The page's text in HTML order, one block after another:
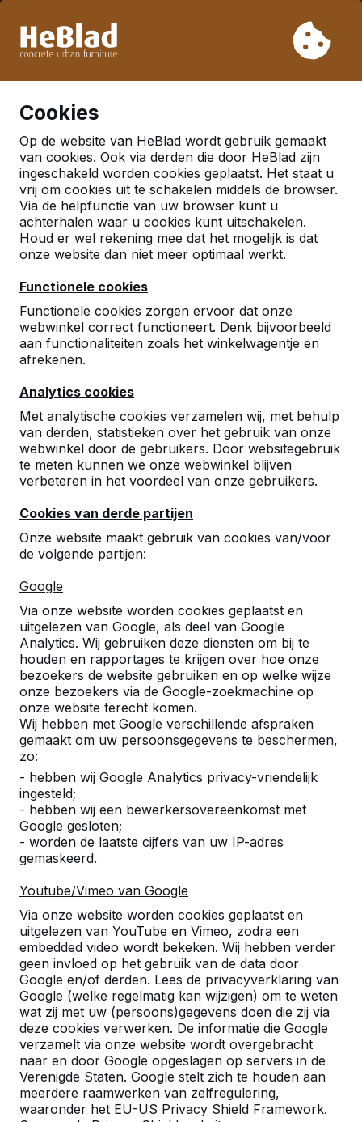
week 33. Houdt u daarom rekening met langere levertijden.
Cookies
Op de website van HeBlad wordt gebruik gemaakt
van cookies. Ook via derden die door HeBlad zijn
ingeschakeld worden cookies geplaatst. Het staat u
vrij om cookies uit te schakelen middels de browser.
Via de helpfunctie van uw browser kunt u
achterhalen waar u cookies kunt uitschakelen.
Houd er wel rekening mee dat het mogelijk is dat
onze website dan niet meer optimaal werkt.
Functionele cookies
Functionele cookies zorgen ervoor dat onze
webwinkel correct functioneert. Denk bijvoorbeeld
aan functionaliteiten zoals het winkelwagentje en
afrekenen.
Analytics cookies
Met analytische cookies verzamelen wij, met behulp
van derden, statistieken over het gebruik van onze
webwinkel door de gebruikers. Door websitegebruik
te meten kunnen we onze webwinkel blijven
verbeteren in het voordeel van onze gebruikers.
Cookies van derde partijen
Onze website maakt gebruik van cookies van/voor
de volgende partijen:
Google
Via onze website worden cookies geplaatst en
uitgelezen van Google, als deel van Google
Analytics. Wij gebruiken deze diensten om bij te
houden en rapportages te krijgen over hoe onze
bezoekers de website gebruiken en op welke wijze
onze bezoekers via de Google-zoekmachine op
onze website terecht komen.
Wij hebben met Google verschillende afspraken
gemaakt om uw persoonsgegevens te beschermen,
zo:
- hebben wij Google Analytics privacy-vriendelijk
ingesteld;
- hebben wij een bewerkersovereenkomst met
Google gesloten;
- worden de laatste cijfers van uw IP-adres
gemaskeerd.
Youtube/Vimeo van Google
Via onze website worden cookies geplaatst en
uitgelezen van YouTube en Vimeo, zodra een
embedded video wordt bekeken. Wij hebben verder
geen invloed op het gebruik van de data door
Google en/of derden. Lees de privacyverklaring van
Google (welke regelmatig kan wijzigen) om te weten
wat zij met uw (persoons)gegevens doen die zij via
deze cookies verwerken. De informatie die Google
verzamelt via onze website wordt overgebracht
naar en door Google opgeslagen op servers in de
Verenigde Staten. Google stelt zich te houden aan
meerdere raamwerken van zelfregulering,
waaronder het EU-US Privacy Shield Framework.
Al meer dan 30.000 producten verkocht
Nederland
Referenties in:Den bosch
Vorige week is er weer een pingpongtafel bij
ons afgeleverd, ditmaal niet op de werf maar
op locatie in een (krappe) wijk.
Ik wil graag een groot compliment maken aan
de chauffeur die mij heeft geholpen met het
behulpzaam en kundig, kortom echt
Dus mijn grote dank voor de hulp en een
dat je als bedrijf heel blij moet zijn met zo’n
medewerker.
Afdeling Beheer en Programmering
Openbare Ruimte - Gemeente 's-
Hertogenbosch
06-
2022
9
23-06-2015
Referenties
U vindt onze producten in heel Europa en